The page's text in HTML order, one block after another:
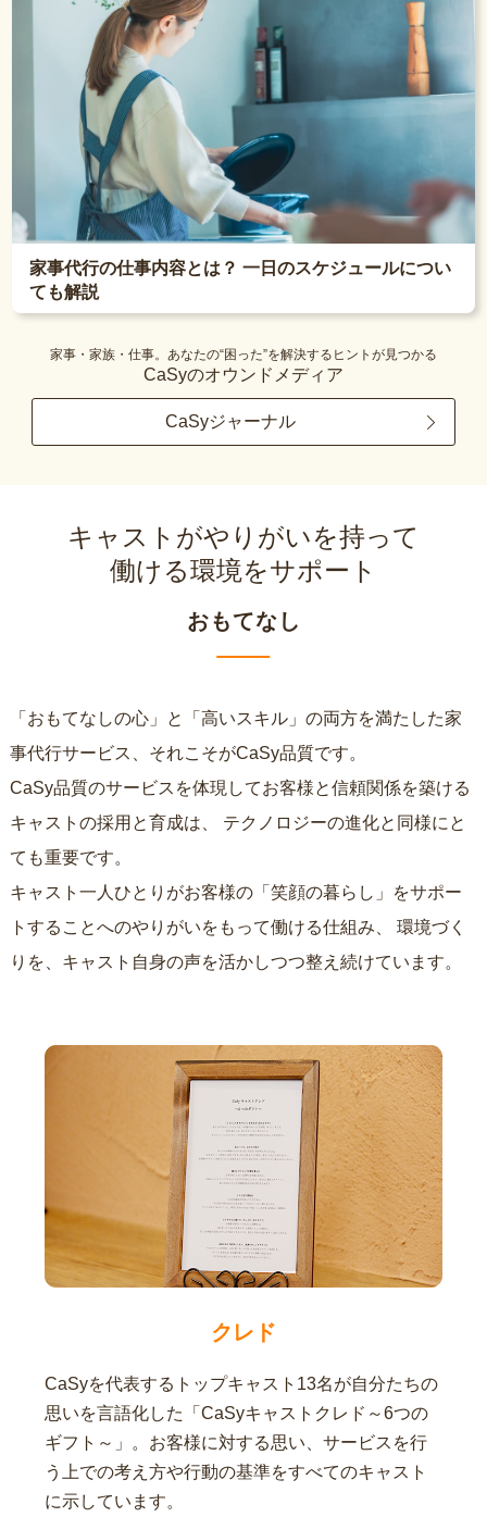
家事代行の仕事内容とは？ 一日のスケジュールについ
ても解説
家事・家族・仕事。あなたの“困った”を解決するヒントが見つかる
CaSyのオウンドメディア
CaSyジャーナル
キャストがやりがいを持って
働ける環境をサポート
おもてなし
「おもてなしの心」と「高いスキル」の両方を満たした家
事代行サービス、それこそがCaSy品質です。
CaSy品質のサービスを体現してお客様と信頼関係を築ける
キャストの採用と育成は、
ても重要です。
キャスト一人ひとりがお客様の「笑顔の暮らし」をサポー
トすることへのやりがいをもって働ける仕組み、
りを、キャスト自身の声を活かしつつ整え続けています。
クレド
CaSyを代表するトップキャスト13名が自分たちの
思いを言語化した「CaSyキャストクレド～6つの
ギフト～」。お客様に対する思い、サービスを行
う上での考え方や行動の基準をすべてのキャスト
に示しています。